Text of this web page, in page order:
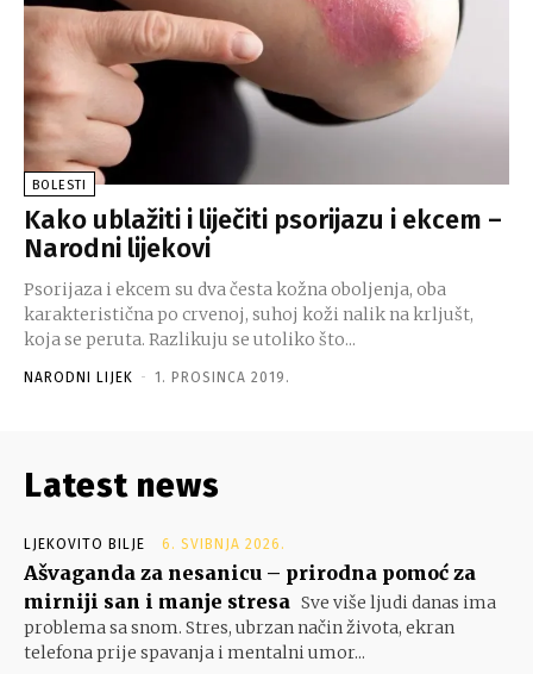
BOLESTI
Kako ublažiti i liječiti psorijazu i ekcem –
Narodni lijekovi
Psorijaza i ekcem su dva česta kožna oboljenja, oba
karakteristična po crvenoj, suhoj koži nalik na krljušt,
koja se peruta. Razlikuju se utoliko što...
NARODNI LIJEK - 1. PROSINCA 2019.
Latest news
LJEKOVITO BILJE 6. SVIBNJA 2026.
Ašvaganda za nesanicu – prirodna pomoć za
mirniji san i manje stresa Sve više ljudi danas ima
problema sa snom. Stres, ubrzan način života, ekran
telefona prije spavanja i mentalni umor...